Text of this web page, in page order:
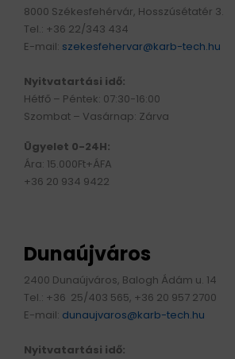
8000 Székesfehérvár, Hosszúsétatér 3.
Tel.: +36 22/343 434
E-mail: szekesfehervar@karb-tech.hu
Nyitvatartási idő:
Hétfő – Péntek: 07:30-16:00
Szombat – Vasárnap: Zárva
Ügyelet 0-24H:
Ára: 15.000Ft+ÁFA
+36 20 934 9422
Dunaújváros
2400 Dunaújváros, Balogh Ádám u. 14
Tel.: +36 25/403 565, +36 20 957 2700
E-mail: dunaujvaros@karb-tech.hu
Nyitvatartási idő: